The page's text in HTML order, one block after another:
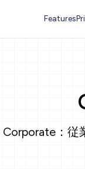
Features
：従